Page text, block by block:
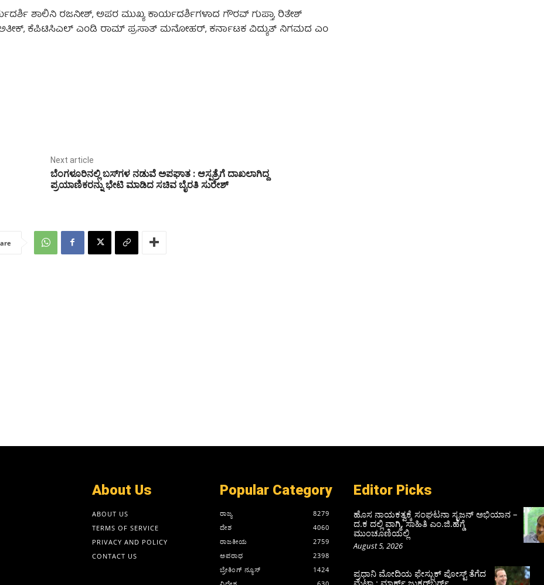
ಶಾಲಿನಿ ರಜನೀಶ್, ಅಪರ ಮುಖ್ಯ ಕಾರ್ಯದರ್ಶಿಗಳಾದ ಗೌರವ್ ಗುಪ್ತಾ, ರಿತೇಶ್
ಕೆಪಿಟಿಸಿಎಲ್ ಎಂಡಿ ರಾಮ್ ಪ್ರಸಾತ್ ಮನೋಹರ್, ಕರ್ನಾಟಕ ವಿದ್ಯುತ್ ನಿಗಮದ ಎಂ
Next article
ಬೆಂಗಳೂರಿನಲ್ಲಿ ಬಸ್‌ಗಳ ನಡುವೆ ಅಪಘಾತ : ಆಸ್ಪತ್ರೆಗೆ ದಾಖಲಾಗಿದ್ದ
ಪ್ರಯಾಣಿಕರನ್ನು ಭೇಟಿ ಮಾಡಿದ ಸಚಿವ ಬೈರತಿ ಸುರೇಶ್
About Us
ABOUT US
TERMS OF SERVICE
PRIVACY AND POLICY
CONTACT US
Popular Category
ರಾಜ್ಯ
8279
ದೇಶ
4060
ರಾಜಕೀಯ
2759
ಅಪರಾಧ
2398
ಬ್ರೇಕಿಂಗ್ ನ್ಯೂಸ್
1424
Editor Picks
ಹೊಸ ನಾಯಕತ್ವಕ್ಕೆ ಸಂಘಟನಾ ಸೃಜನ್ ಅಭಿಯಾನ –
ದ.ಕ ದಲ್ಲಿ ವಾಗ್ಮಿ, ಸಾಹಿತಿ ಎಂ.ಜಿ.ಹೆಗ್ಡೆ
ಮುಂಚೂಣಿಯಲ್ಲಿ
August 5, 2026
ಪ್ರಧಾನಿ ಮೋದಿಯ ಫೇಸ್ಬುಕ್‌ ಪೋಸ್ಟ್‌ ತೆಗೆದ